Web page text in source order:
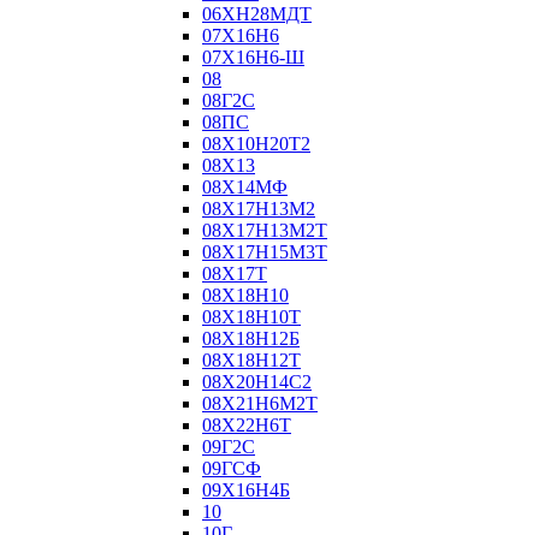
06ХН28МДТ
07Х16Н6
07Х16Н6-Ш
08
08Г2С
08ПС
08Х10Н20Т2
08Х13
08Х14МФ
08Х17Н13М2
08Х17Н13М2Т
08Х17Н15М3Т
08Х17Т
08Х18Н10
08Х18Н10Т
08Х18Н12Б
08Х18Н12Т
08Х20Н14С2
08Х21Н6М2Т
08Х22Н6Т
09Г2С
09ГСФ
09Х16Н4Б
10